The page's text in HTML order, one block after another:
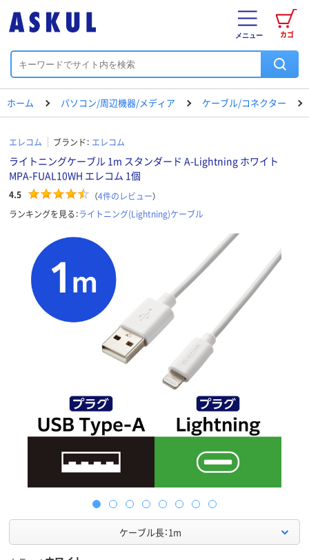
カゴ
メニュー
ホーム パソコン/周辺機器/メディア ケーブル/コネクター
エレコム ブランド： エレコム
ライトニングケーブル 1m スタンダード A-Lightning ホワイト
MPA-FUAL10WH エレコム 1個
4.5 （4件のレビュー）
ランキングを見る：ライトニング(Lightning)ケーブル
ケーブル長：1m